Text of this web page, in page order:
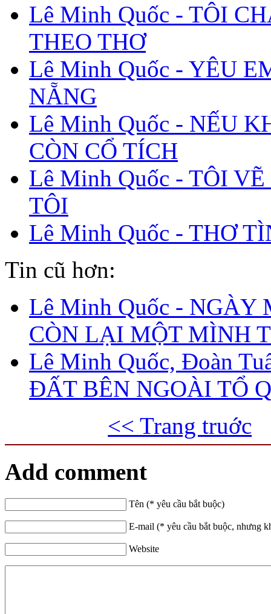
Lê Minh Quốc - TÔI
THEO THƠ
Lê Minh Quốc - YÊU
NẴNG
Lê Minh Quốc - NẾU
CÒN CỔ TÍCH
Lê Minh Quốc - TÔI
TÔI
Lê Minh Quốc - THƠ
Tin cũ hơn:
Lê Minh Quốc - NGÀY
CÒN LẠI MỘT MÌNH
Lê Minh Quốc, Đoàn
ĐẤT BÊN NGOÀI TỔ
<< Trang truớc
Add comment
Tên (* yêu cầu bắt buộc)
E-mail (* yêu cầu bắt buộc, nhưng
Website